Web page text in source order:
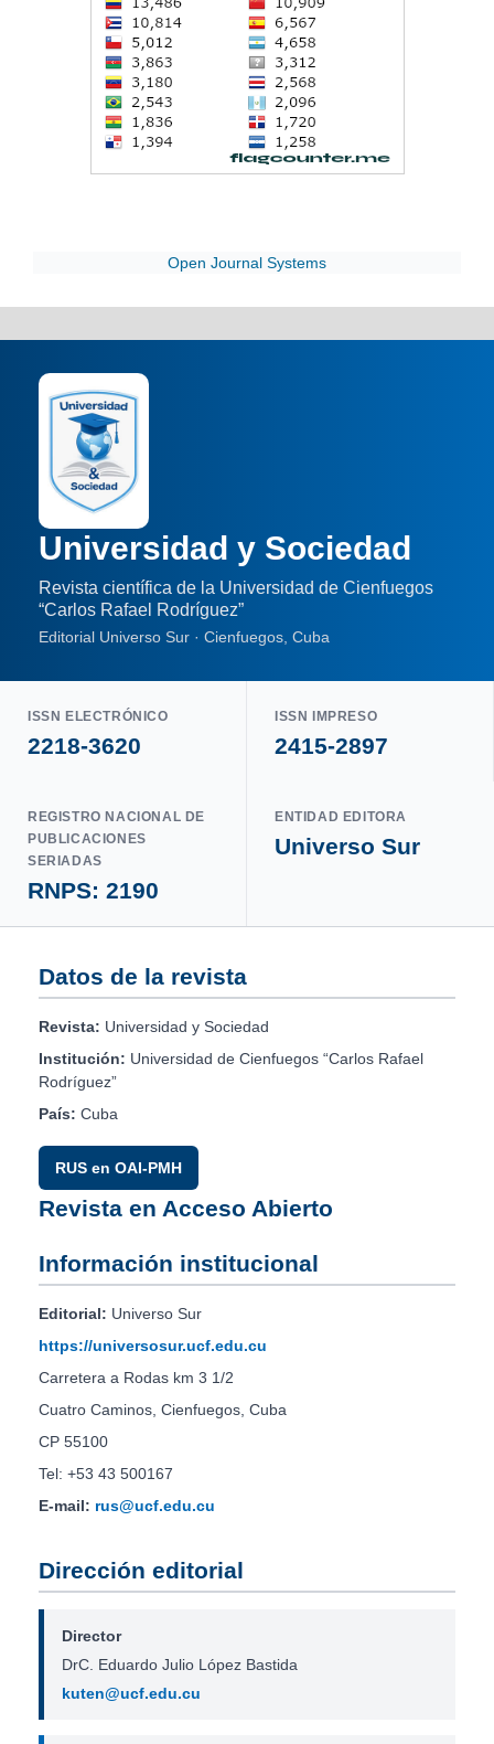
Open Journal Systems
Universidad y Sociedad
Revista científica de la Universidad de Cienfuegos
“Carlos Rafael Rodríguez”
Editorial Universo Sur · Cienfuegos, Cuba
ISSN ELECTRÓNICO
2218-3620
ISSN IMPRESO
2415-2897
REGISTRO NACIONAL DE
PUBLICACIONES
SERIADAS
RNPS: 2190
ENTIDAD EDITORA
Universo Sur
Datos de la revista
Revista: Universidad y Sociedad
Institución: Universidad de Cienfuegos “Carlos Rafael
Rodríguez”
País: Cuba
RUS en OAI-PMH
Revista en Acceso Abierto
Información institucional
Editorial: Universo Sur
https://universosur.ucf.edu.cu
Carretera a Rodas km 3 1/2
Cuatro Caminos, Cienfuegos, Cuba
CP 55100
Tel: +53 43 500167
E-mail: rus@ucf.edu.cu
Dirección editorial
Director
DrC. Eduardo Julio López Bastida
kuten@ucf.edu.cu